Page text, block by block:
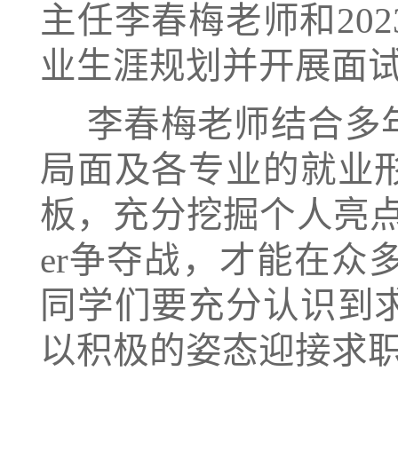
主任李春梅老师和
业生涯规划并开展面
局面及各专业的就业
板，充分挖掘个人亮
er争夺战，才能在众
同学们要充分认识到
以积极的姿态迎接求